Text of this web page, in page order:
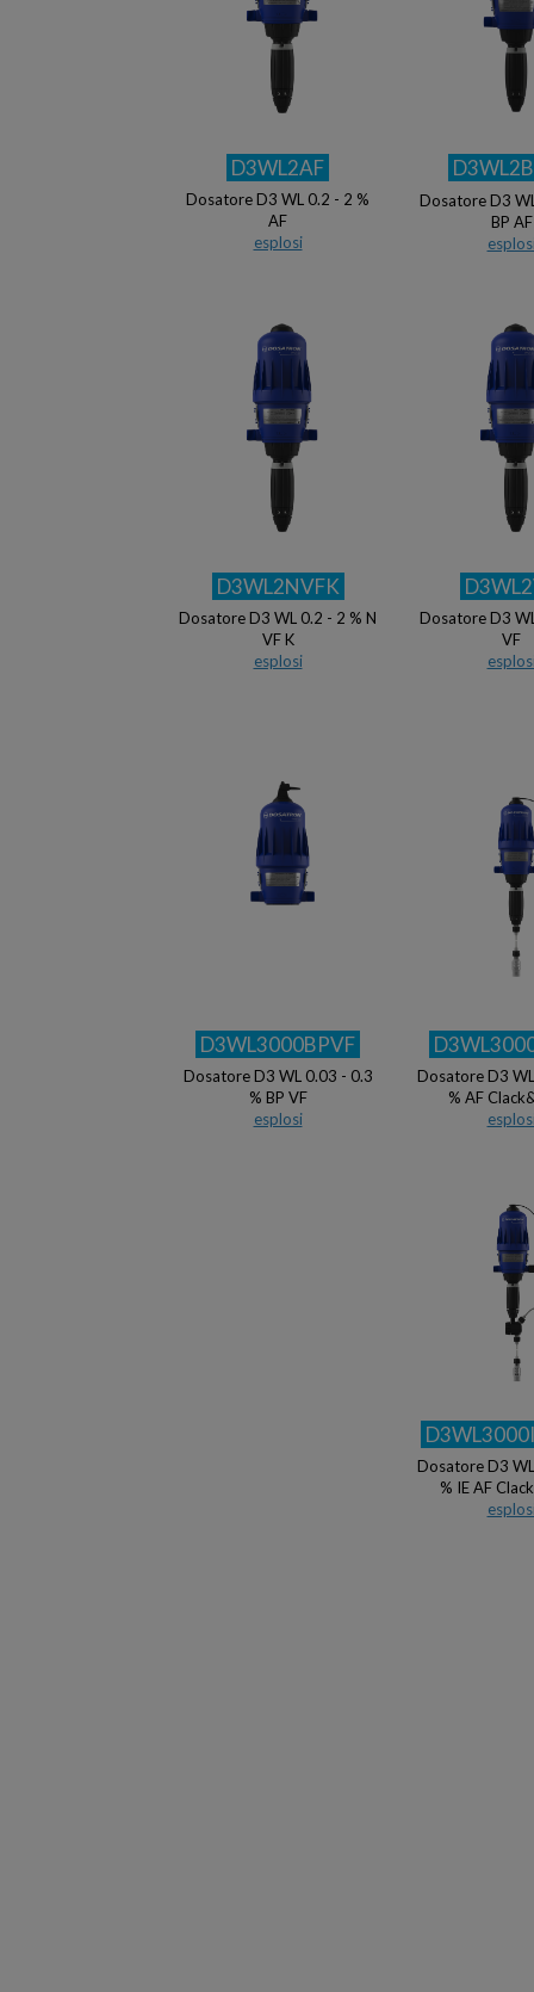
D3WL2AF
Dosatore D3 WL 0.2 - 2 %
AF
esplosi
Dosatore D3
BP AF
D3WL2NVFK
Dosatore D3 WL 0.2 - 2 % N
VF K
esplosi
Dosatore D3
VF
D3WL3000BPVF
Dosatore D3 WL 0.03 - 0.3
% BP VF
esplosi
Dosatore D3
% AF
Dosatore D3
% IE AF